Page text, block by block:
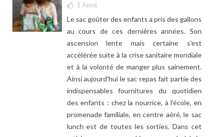
1 Aimé
Le sac goûter des enfants a pris des gallons
au cours de ces dernières années. Son
ascension lente mais certaine s'est
accélérée suite à la crise sanitaire mondiale
et à la volonté de manger plus sainement.
Ainsi aujourd'hui le sac repas fait partie des
indispensables fournitures du quotidien
des enfants : chez la nourrice, à l'école, en
promenade familiale, en centre aéré, le sac
lunch est de toutes les sorties. Dans cet